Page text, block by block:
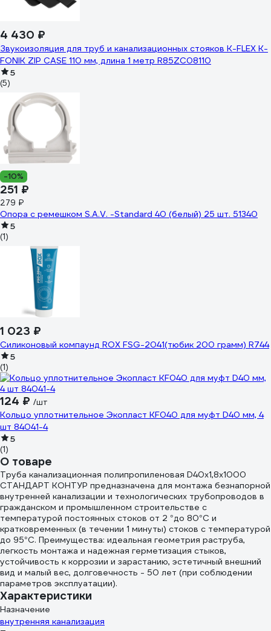
4 430 ₽
Звукоизоляция для труб и канализационных стояков K-FLEX K-
FONIK ZIP CASE 110 мм, длина 1 метр R85ZC08110
5
(5)
-10%
251 ₽
279 ₽
Опора с ремешком S.A.V. -Standard 40 (белый) 25 шт. 51340
5
(1)
1 023 ₽
Силиконовый компаунд ROX FSG-2041(тюбик 200 грамм) R744
5
(1)
124 ₽ /шт
Кольцо уплотнительное Экопласт KF040 для муфт D40 мм, 4
шт 84041-4
5
(1)
О товаре
Труба канализационная полипропиленовая D40х1,8х1000
СТАНДАРТ КОНТУР предназначена для монтажа безнапорной
внутренней канализации и технологических трубопроводов в
гражданском и промышленном строительстве с
температурой постоянных стоков от 2 °до 80°С и
кратковременных (в течении 1 минуты) стоков с температурой
до 95°С. Преимущества: идеальная геометрия раструба,
легкость монтажа и надежная герметизация стыков,
устойчивость к коррозии и зарастанию, эстетичный внешний
вид и малый вес, долговечность - 50 лет (при соблюдении
параметров эксплуатации).
Характеристики
Назначение
внутренняя канализация